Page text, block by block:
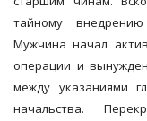
тайному
Мужчина начал
операции и
между указаниями
начальства.